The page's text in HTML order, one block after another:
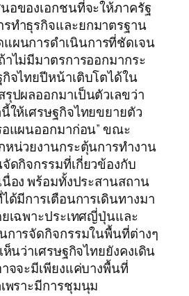
อของเอกชนที่จะให้ภาครัฐ
ทำธุรกิจและยกมาตรฐาน
ผนการดำเนินการที่ชัดเจน
ไม่มีมาตรการออกมากระ
จไทยปีหน้าเติบโตได้ใน
ปผลออกมาเป็นตัวเลขว่า
ให้เศรษฐกิจไทยขยายตัว
อแผนออกมาก่อน” ขณะ
หน่วยงานกระตุ้นการทำงาน
ดกิจกรรมที่เกี่ยวข้องกับ
นื่อง พร้อมทั้งประสานสถาน
ด้มีการเตือนการเดินทางมา
เฉพาะประเทศญี่ปุ่นและ
การจัดกิจกรรมในพื้นที่ต่างๆ
ห็นว่าเศรษฐกิจไทยยังคงเดิน
จจะมีเพียงแค่บางพื้นที่
พราะมีการชุมนุม